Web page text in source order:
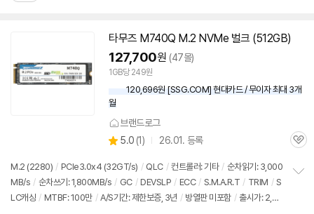
타무즈 M740Q M.2 NVMe 벌크 (512GB)
127,700원 (47몰)
1GB당 249원
120,696원 [SSG.COM] 현대카드 / 무이자 최대 3개
월
브랜드로그
별
점
5.0 (상
리
뷰
1) 26.01. 등록
관
M.2 (2280) / PCIe3.0x4 (32GT/s) / QLC / 컨트롤러: 기타 / 순차읽기: 3,000
MB/s / 순차쓰기: 1,800MB/s / GC / DEVSLP / ECC / S.M.A.R.T / TRIM / S
LC캐싱 / MTBF: 100만 / A/S기간: 제한보증, 3년 / 방열판 미포함 / 출시가: 2,69